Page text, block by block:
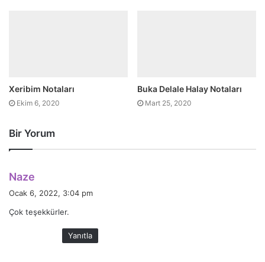
Xeribim Notaları
Ekim 6, 2020
Buka Delale Halay Notaları
Mart 25, 2020
Bir Yorum
Naze
i
Ocak 6, 2022, 3:04 pm
Çok teşekkürler.
Yanıtla